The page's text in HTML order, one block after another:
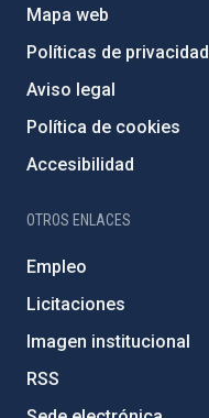
Mapa web
Políticas de privacidad
Aviso legal
Política de cookies
Accesibilidad
OTROS ENLACES
Empleo
Licitaciones
Imagen institucional
RSS